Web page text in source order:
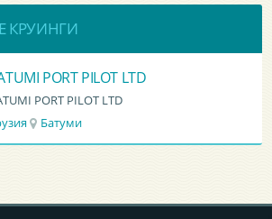
КРУИНГИ
PORT PILOT LTD
PORT PILOT LTD
Батуми